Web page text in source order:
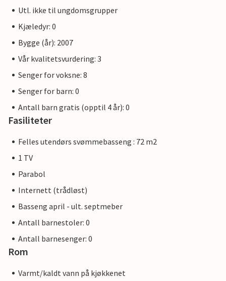
Utl. ikke til ungdomsgrupper
Kjæledyr: 0
Bygge (år): 2007
Vår kvalitetsvurdering: 3
Senger for voksne: 8
Senger for barn: 0
Antall barn gratis (opptil 4 år): 0
Fasiliteter
Felles utendørs svømmebasseng : 72 m2
1 TV
Parabol
Internett (trådløst)
Basseng april - ult. septmeber
Antall barnestoler: 0
Antall barnesenger: 0
Rom
Varmt/kaldt vann på kjøkkenet